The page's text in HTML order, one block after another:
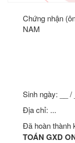
Chứng nhận
NAM
Sinh ngày: __ /
Địa chỉ: ...
Đã hoàn thành
TOÁN GXD